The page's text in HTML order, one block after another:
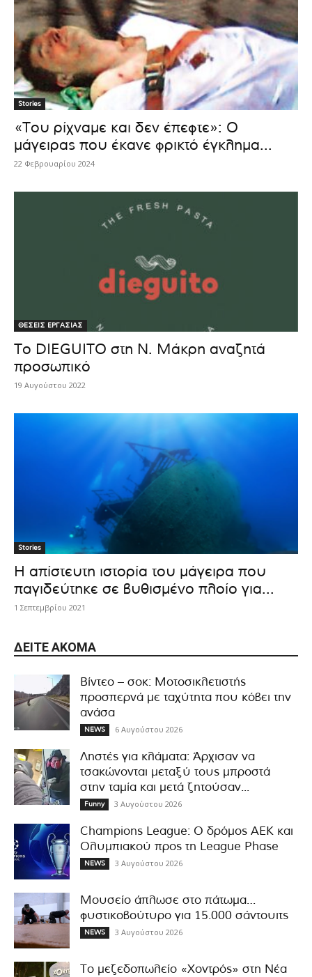
Stories
«Του ρίχναμε και δεν έπεφτε»: Ο
μάγειρας που έκανε φρικτό έγκλημα...
22 Φεβρουαρίου 2024
ΘΕΣΕΙΣ ΕΡΓΑΣΙΑΣ
Το DIEGUITO στη Ν. Μάκρη αναζητά
προσωπικό
19 Αυγούστου 2022
Stories
Η απίστευτη ιστορία του μάγειρα που
παγιδεύτηκε σε βυθισμένο πλοίο για...
1 Σεπτεμβρίου 2021
ΔΕΊΤΕ ΑΚΌΜΑ
Βίντεο – σοκ: Μοτοσικλετιστής
προσπερνά με ταχύτητα που κόβει την
ανάσα
NEWS 6 Αυγούστου 2026
Ληστές για κλάματα: Άρχισαν να
τσακώνονται μεταξύ τους μπροστά
στην ταμία και μετά ζητούσαν...
Funny 3 Αυγούστου 2026
Champions League: Ο δρόμος ΑΕΚ και
Ολυμπιακού προς τη League Phase
NEWS 3 Αυγούστου 2026
Μουσείο άπλωσε στο πάτωμα…
φυστικοβούτυρο για 15.000 σάντουιτς
NEWS 3 Αυγούστου 2026
Το μεζεδοπωλείο «Χοντρός» στη Νέα